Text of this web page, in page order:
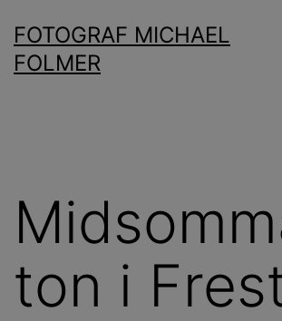
till
innehåll
FOTOGRAF MICHAEL
FOLMER
ton i